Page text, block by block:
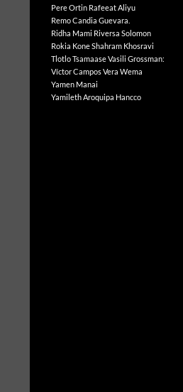
Pere Ortin Rafeeat Aliyu
Remo Candia Guevara.
Ridha Mami Riversa Solomon
Rokia KoneShahram Khosravi
Tlotlo TsamaaseVasili Grossman:
Víctor Campos Vera Wema
Yamen Manai
Yamileth Aroquipa Hancco